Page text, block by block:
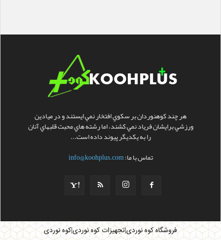
هر چند کوهنوردان بر سکوي افتخار نمي ايستند و در ميادين
ورزشي برايشان فرياد نمي کشند، اما رشته هاي محبت قلبهاي آنان
را به يکديگر پيوند داده است...
تماس با ما:info@koohplus.com
فروشگاه کوه نوردی|تجهیزات کوه نوردی|کوه نوردی